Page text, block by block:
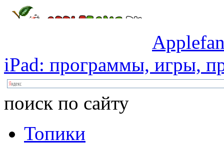
iPad: программы, игры,
поиск по сайту
Топики